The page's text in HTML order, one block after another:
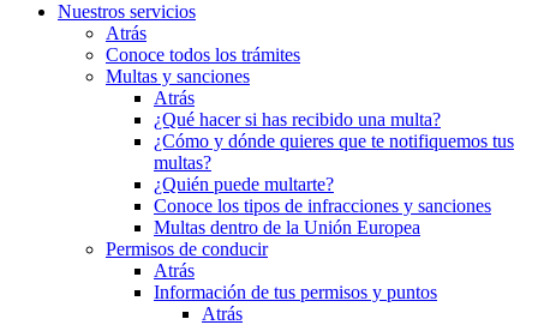
Nuestros servicios
Atrás
Conoce todos los trámites
Multas y sanciones
Atrás
¿Qué hacer si has recibido una multa?
¿Cómo y dónde quieres que te notifiquemos tus
multas?
¿Quién puede multarte?
Conoce los tipos de infracciones y sanciones
Multas dentro de la Unión Europea
Permisos de conducir
Atrás
Información de tus permisos y puntos
Atrás